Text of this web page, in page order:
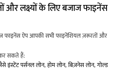
लक्ष्यों के लिए बजाज फाइनेंस
फाइनेंस ऐप आपकी सभी फाइनेंशियल ज़रूरतों और
सकते हैं:
इंस्टेंट पर्सनल लोन, होम लोन, बिज़नेस लोन, गोल्ड